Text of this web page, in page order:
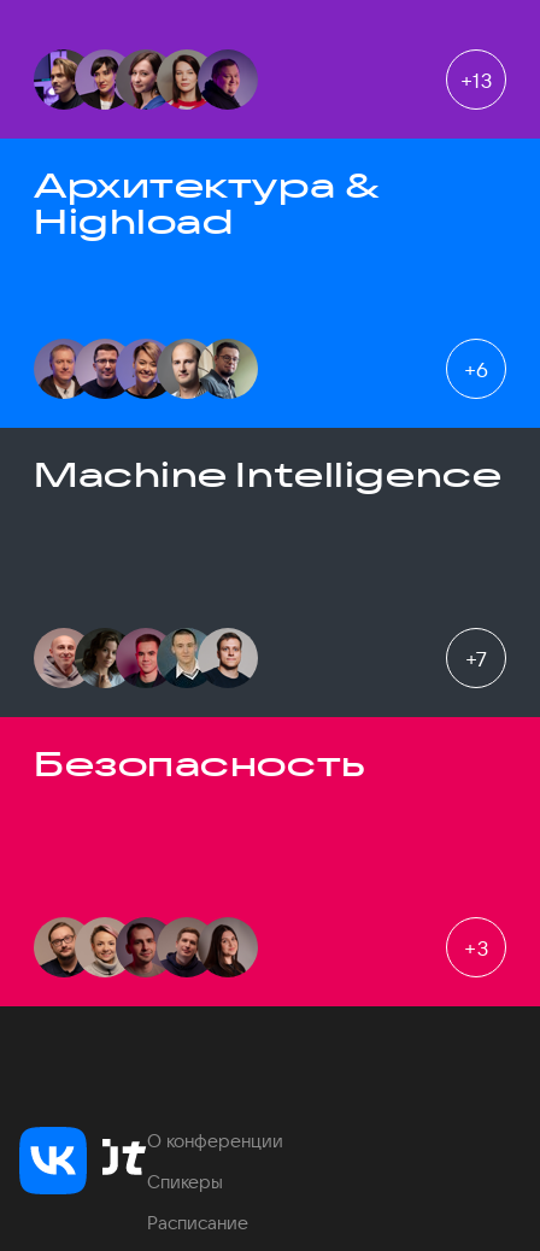
+13
Архитектура &
Highload
+6
Machine Intelligence
+7
Безопасность
+3
О конференции
Спикеры
Расписание